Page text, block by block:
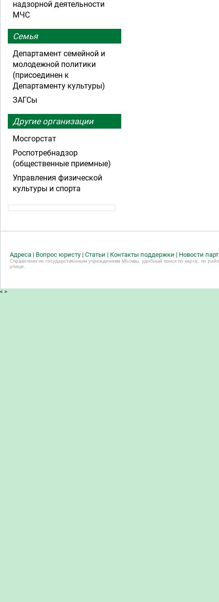
надзорной деятельности
МЧС
Семья
Департамент семейной и
молодежной политики
(присоединен к
Департаменту культуры)
ЗАГСы
Другие организации
Мосгорстат
Роспотребнадзор
(общественные приемные)
Управления физической
культуры и спорта
Адреса | Вопрос юристу | Статьи | Контакты поддержки | Новости
Справочник по государственным учреждениям Москвы, удобный поиск по карте, по
улице.
< >